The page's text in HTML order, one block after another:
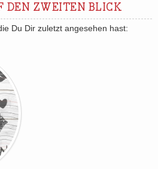
DEN ZWEITEN BLICK
Du Dir zuletzt angesehen hast: